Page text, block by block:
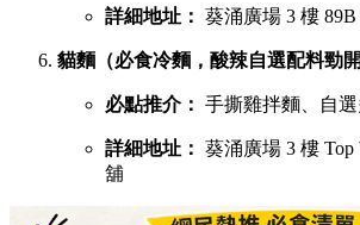
詳細地址： 葵涌廣場 3 樓
貓麵（必食冷麵，酸辣自選配料勁開
必點推介： 手撕雞拌麵、自
詳細地址： 葵涌廣場 3 樓 Top
舖